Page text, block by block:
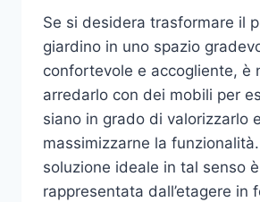
Se si desidera trasformare il
giardino in uno spazio
confortevole e accogliente, è
arredarlo con dei mobili per
siano in grado di valorizzarlo
massimizzarne la
soluzione ideale in tal senso è
rappresentata dall’etagere in